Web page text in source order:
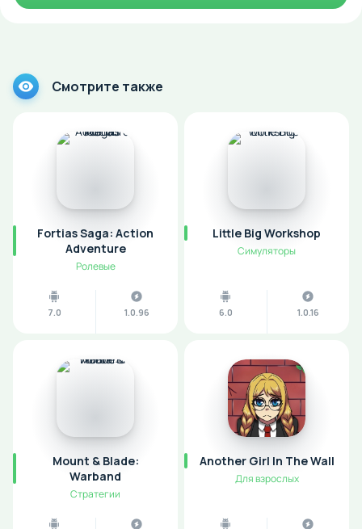
Смотрите также
Fortias Saga: Action
Adventure
Ролевые
7.0 1.0.96
Little Big Workshop
Симуляторы
6.0 1.0.16
Mount & Blade:
Warband
Стратегии
Another Girl In The Wall
Для взрослых